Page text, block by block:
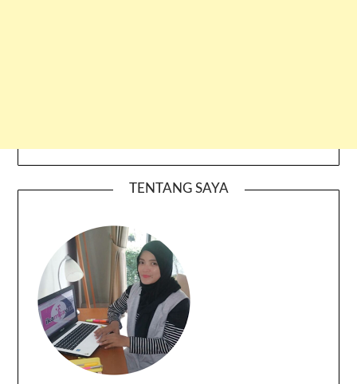
TENTANG SAYA